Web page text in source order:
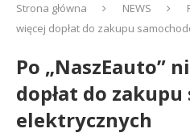
Strona główna NEWS
więcej dopłat do zakupu
Po „NaszEauto”
dopłat do
elektrycznych